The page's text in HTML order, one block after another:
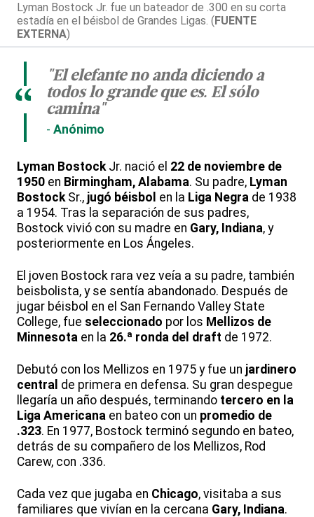
Lyman Bostock Jr. fue un bateador de .300 en su corta
estadía en el béisbol de Grandes Ligas. (FUENTE
EXTERNA)
"El elefante no anda diciendo a
todos lo grande que es. El sólo
camina"
Anónimo
“
Lyman Bostock Jr. nació el 22 de noviembre de
1950 en Birmingham, Alabama. Su padre, Lyman
Bostock Sr., jugó béisbol en la Liga Negra de 1938
a 1954. Tras la separación de sus padres,
Bostock vivió con su madre en Gary, Indiana, y
posteriormente en Los Ángeles.
El joven Bostock rara vez veía a su padre, también
beisbolista, y se sentía abandonado. Después de
jugar béisbol en el San Fernando Valley State
College, fue seleccionado por los Mellizos de
Minnesota en la 26.ª ronda del draft de 1972.
Debutó con los Mellizos en 1975 y fue un jardinero
central de primera en defensa. Su gran despegue
llegaría un año después, terminando tercero en la
Liga Americana en bateo con un promedio de
.323. En 1977, Bostock terminó segundo en bateo,
detrás de su compañero de los Mellizos, Rod
Carew, con .336.
Cada vez que jugaba en Chicago, visitaba a sus
familiares que vivían en la cercana Gary, Indiana.